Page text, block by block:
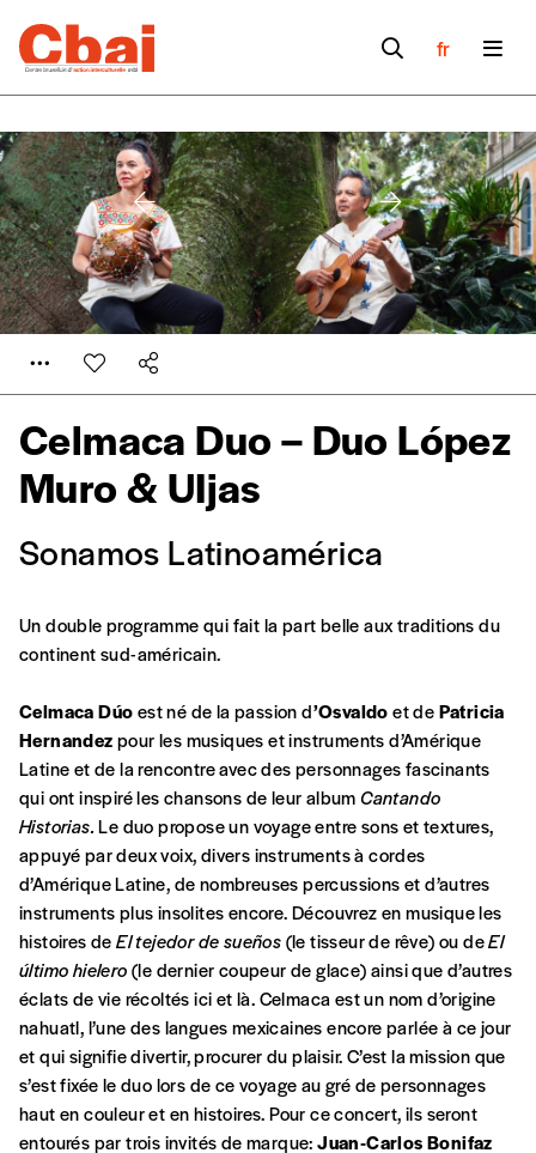
fr
Celmaca Duo – Duo López
Muro & UIjas
Sonamos Latinoamérica
Se connecter
CONNEXION
Mot de passe oublié?
Formulaire de
commande
A partir de 2021,Imag, le magazine de
l’interculturel,vous est proposé àPRIX LIBRE.
Le prix libre est un mode de fixation du prix
par l’acheteur d’un bien ou d’un service, qui
peut être une manière pour lui de payer le prix
qu’il estime juste. Dans l’objectif de rendre nos
activités et publications accessibles, et
d’affirmer notre attachement aux valeurs de
solidarité, nous vous proposons d’estimer
Un double programme qui fait la part belle aux traditions du
continent sud-américain.
Celmaca Dúoest né de la passion d’Osvaldoet dePatricia
Hernandezpour les musiques et instruments d’Amérique
Latine et de la rencontre avec des personnages fascinants
qui ont inspiré les chansons de leur album Cantando
Historias.Le duo propose un voyage entre sons et textures,
appuyé par deux voix, divers instruments à cordes
d’Amérique Latine, de nombreuses percussions et d’autres
instruments plus insolites encore. Découvrez en musique les
histoires deEl tejedor de sueños(le tisseur de rêve) ou deEl
último hielero(le dernier coupeur de glace) ainsi que d’autres
éclats de vie récoltés ici et là. Celmaca est un nom d’origine
nahuatl, l’une des langues mexicaines encore parlée à ce jour
et qui signifie divertir, procurer du plaisir. C’est la mission que
s’est fixée le duo lors de ce voyage au gré de personnages
haut en couleur et en histoires. Pour ce concert, ils seront
entourés par trois invités de marque:Juan-Carlos Bonifaz